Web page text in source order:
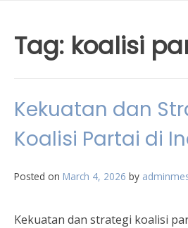
Tag: koalisi
Kekuatan dan
Koalisi Partai di
Posted on March 4, 2026 by
Kekuatan dan strategi koalisi